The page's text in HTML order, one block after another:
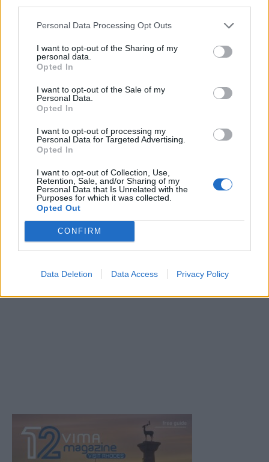
Personal Data Processing Opt Outs
I want to opt-out of the Sharing of my
personal data.
Opted In
I want to opt-out of the Sale of my
Personal Data.
Opted In
I want to opt-out of processing my
Personal Data for Targeted Advertising.
Opted In
I want to opt-out of Collection, Use,
Retention, Sale, and/or Sharing of my
Personal Data that Is Unrelated with the
Purposes for which it was collected.
Opted Out
CONFIRM
Data Deletion Data Access Privacy Policy